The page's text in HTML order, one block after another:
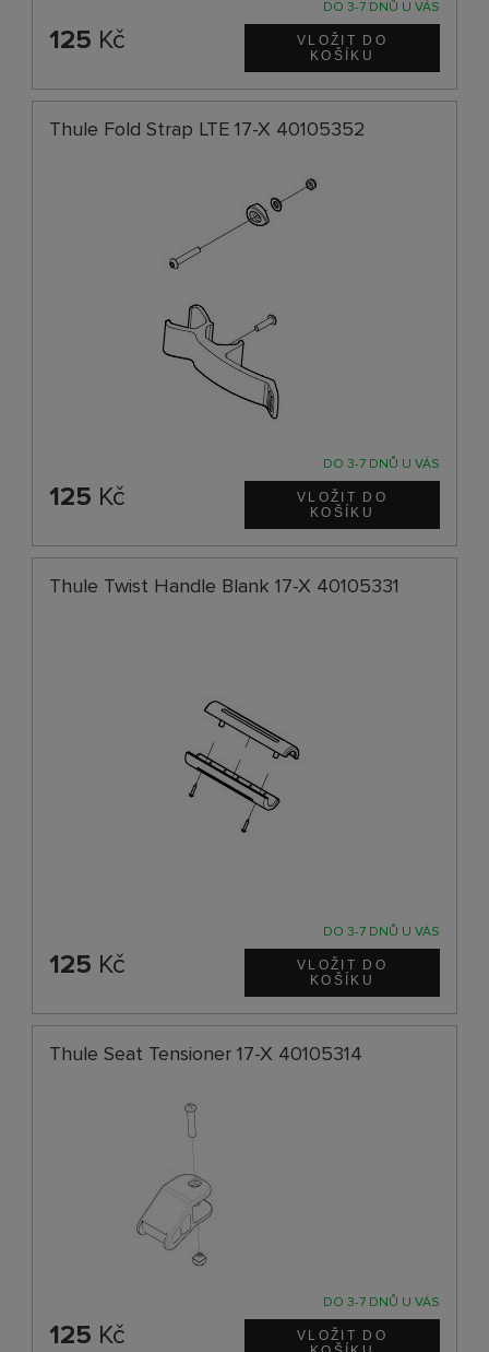
DO 3-7 DNŮ U VÁS
125 Kč
Thule Fold Strap LTE 17-X 40105352
DO 3-7 DNŮ U VÁS
125 Kč
Thule Twist Handle Blank 17-X 40105331
DO 3-7 DNŮ U VÁS
125 Kč
Thule Seat Tensioner 17-X 40105314
DO 3-7 DNŮ U VÁS
125 Kč